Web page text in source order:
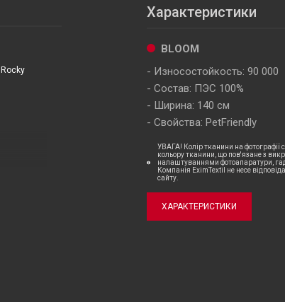
Rocky
Характеристики
BLOOM
Износостойкость: 90 000
Состав: ПЭС 100%
Ширина: 140 см
Свойства: PetFriendly
УВАГА! Колір тканини на фотографії
кольору тканини, що пов'язане з
налаштуваннями фотоапаратури,
Компанія EximTextil не несе
сайту.
ХАРАКТЕРИСТИКИ